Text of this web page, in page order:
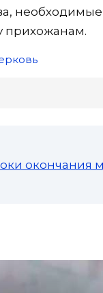
прихожанам.
окончания